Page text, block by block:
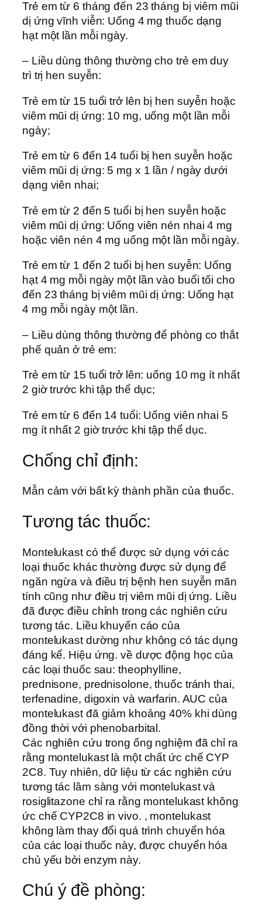
Trẻ em từ 6 tháng đến 23 tháng bị viêm mũi
dị ứng vĩnh viễn: Uống 4 mg thuốc dạng
hạt một lần mỗi ngày.
– Liều dùng thông thường cho trẻ em duy
trì trị hen suyễn:
Trẻ em từ 15 tuổi trở lên bị hen suyễn hoặc
viêm mũi dị ứng: 10 mg, uống một lần mỗi
ngày;
Trẻ em từ 6 đến 14 tuổi bị hen suyễn hoặc
viêm mũi dị ứng: 5 mg x 1 lần / ngày dưới
dạng viên nhai;
Trẻ em từ 2 đến 5 tuổi bị hen suyễn hoặc
viêm mũi dị ứng: Uống viên nén nhai 4 mg
hoặc viên nén 4 mg uống một lần mỗi ngày.
Trẻ em từ 1 đến 2 tuổi bị hen suyễn: Uống
hạt 4 mg mỗi ngày một lần vào buổi tối cho
đến 23 tháng bị viêm mũi dị ứng: Uống hạt
4 mg mỗi ngày một lần.
– Liều dùng thông thường để phòng co thắt
phế quản ở trẻ em:
Trẻ em từ 15 tuổi trở lên: uống 10 mg ít nhất
2 giờ trước khi tập thể dục;
Trẻ em từ 6 đến 14 tuổi: Uống viên nhai 5
mg ít nhất 2 giờ trước khi tập thể dục.
Chống chỉ định:
Mẫn cảm với bất kỳ thành phần của thuốc.
Tương tác thuốc:
Montelukast có thể được sử dụng với các
loại thuốc khác thường được sử dụng để
ngăn ngừa và điều trị bệnh hen suyễn mãn
tính cũng như điều trị viêm mũi dị ứng. Liều
đã được điều chỉnh trong các nghiên cứu
tương tác. Liều khuyến cáo của
montelukast dường như không có tác dụng
đáng kể. Hiệu ứng. về dược động học của
các loại thuốc sau: theophylline,
prednisone, prednisolone, thuốc tránh thai,
terfenadine, digoxin và warfarin. AUC của
montelukast đã giảm khoảng 40% khi dùng
đồng thời với phenobarbital.
Các nghiên cứu trong ống nghiệm đã chỉ ra
rằng montelukast là một chất ức chế CYP
2C8. Tuy nhiên, dữ liệu từ các nghiên cứu
tương tác lâm sàng với montelukast và
rosiglitazone chỉ ra rằng montelukast không
ức chế CYP2C8 in vivo. , montelukast
không làm thay đổi quá trình chuyển hóa
của các loại thuốc này, được chuyển hóa
chủ yếu bởi enzym này.
Chú ý đề phòng: